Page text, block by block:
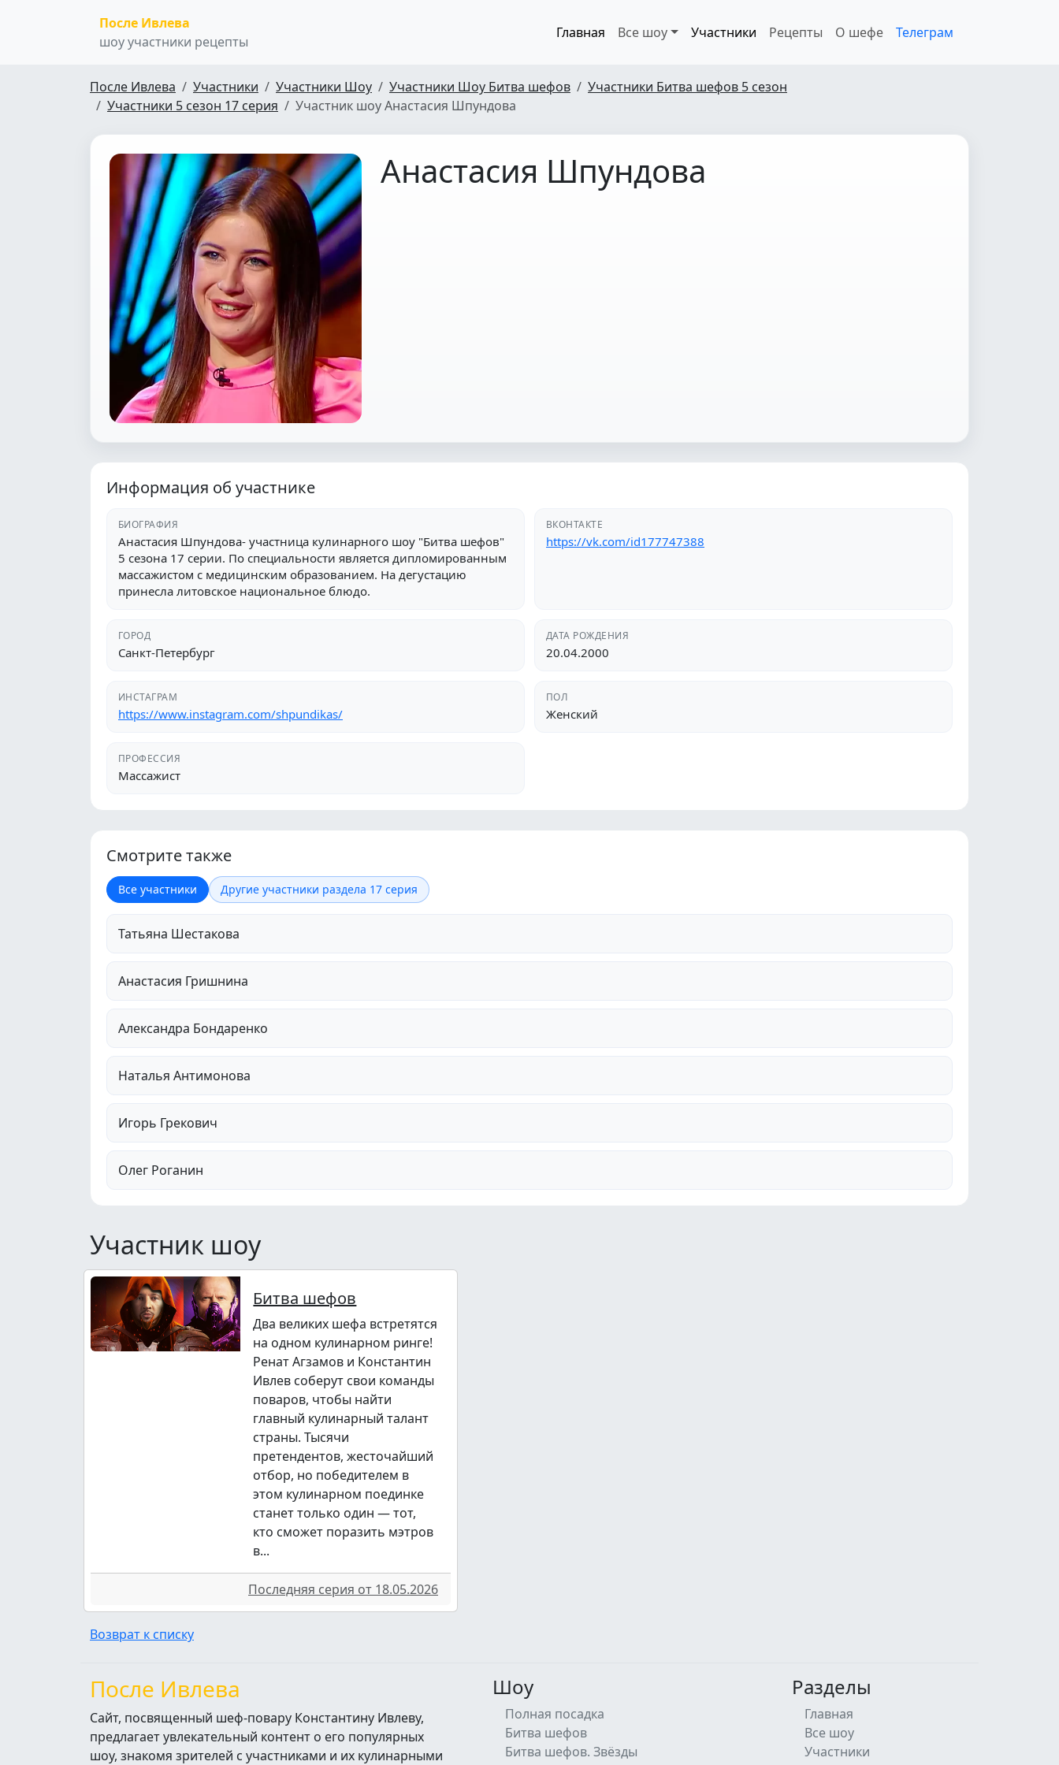
После Ивлева
шоу участники рецепты
Главная Все шоу Участники Рецепты О шефе Телеграм
После Ивлева Участники Участники Шоу Участники Шоу Битва шефов
Участники Битва шефов 5 сезон
Участники 5 сезон 17 серия
Участник шоу Анастасия Шпундова
Анастасия Шпундова
Информация об участнике
БИОГРАФИЯ
Анастасия Шпундова- участница кулинарного шоу "Битва шефов"
5 сезона 17 серии. По специальности является дипломированным
массажистом с медицинским образованием. На дегустацию
принесла литовское национальное блюдо.
ВКОНТАКТЕ
https://vk.com/id177747388
ГОРОД
Санкт-Петербург
ДАТА РОЖДЕНИЯ
20.04.2000
ИНСТАГРАМ
https://www.instagram.com/shpundikas/
ПОЛ
Женский
ПРОФЕССИЯ
Массажист
Смотрите также
Все участники Другие участники раздела 17 серия
Татьяна Шестакова
Анастасия Гришнина
Александра Бондаренко
Наталья Антимонова
Игорь Грекович
Олег Роганин
Участник шоу
Битва шефов
Два великих шефа встретятся
на одном кулинарном ринге!
Ренат Агзамов и Константин
Ивлев соберут свои команды
поваров, чтобы найти
главный кулинарный талант
страны. Тысячи
претендентов, жесточайший
отбор, но победителем в
этом кулинарном поединке
станет только один — тот,
кто сможет поразить мэтров
в...
Последняя серия от 18.05.2026
Возврат к списку
После Ивлева
Сайт, посвященный шеф-повару Константину Ивлеву,
предлагает увлекательный контент о его популярных
шоу, знакомя зрителей с участниками и их кулинарными
Шоу
Полная посадка
Битва шефов
Битва шефов. Звёзды
Разделы
Главная
Все шоу
Участники